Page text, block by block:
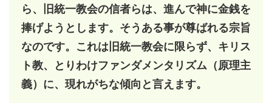
ら、旧統一教会の信者らは、進んで神に金銭を
捧げようとします。そうある事が尊ばれる宗旨
なのです。これは旧統一教会に限らず、キリス
ト教、とりわけファンダメンタリズム（原理主
義）に、現れがちな傾向と言えます。